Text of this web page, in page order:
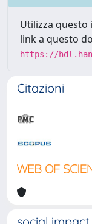
Utilizza
link a questo
https://
Citazioni